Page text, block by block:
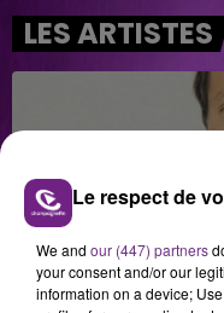
LES ARTISTES
Le respect de
We and our (447) partners
your consent and/or our
information on a device;